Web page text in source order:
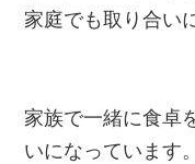
家庭でも取り合い
家族で一緒に食卓
いになっています。